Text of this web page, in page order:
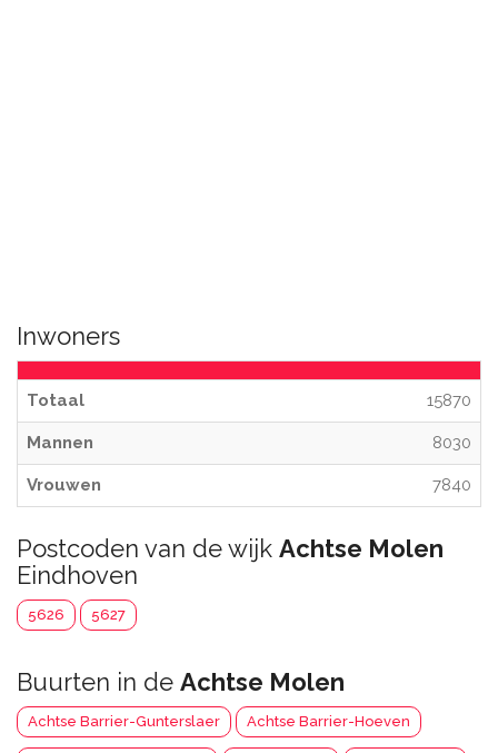
Inwoners
Totaal 15870
Mannen 8030
Vrouwen 7840
Postcoden van de wijk Achtse Molen
Eindhoven
5626 5627
Buurten in de Achtse Molen
Achtse Barrier-Gunterslaer Achtse Barrier-Hoeven